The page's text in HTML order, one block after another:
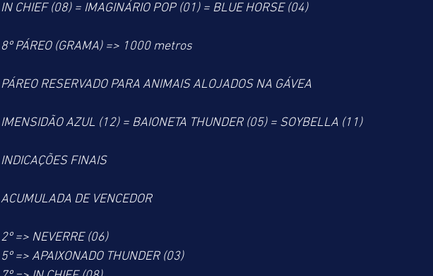
IN CHIEF (08) = IMAGINÁRIO POP (01) = BLUE HORSE (04)
8º PÁREO (GRAMA) => 1000 metros
PÁREO RESERVADO PARA ANIMAIS ALOJADOS NA GÁVEA
IMENSIDÃO AZUL (12) = BAIONETA THUNDER (05) = SOYBELLA (11)
INDICAÇÕES FINAIS
ACUMULADA DE VENCEDOR
2º => NEVERRE (06)
5º => APAIXONADO THUNDER (03)